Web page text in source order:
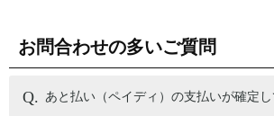
お問合わせの多いご質問
あと払い（ペイディ）の支払いが確定